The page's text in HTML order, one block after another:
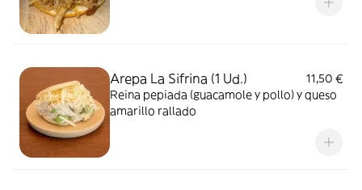
Arepa La Sifrina (1 Ud.)
11,50 €
Reina pepiada (guacamole y pollo) y queso
amarillo rallado